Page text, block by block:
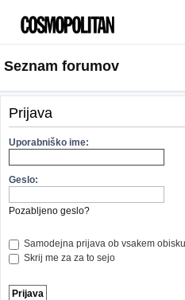
Seznam forumov
Prijava
Uporabniško ime:
Geslo:
Pozabljeno geslo?
Samodejna prijava ob vsakem
Skrij me za za to sejo